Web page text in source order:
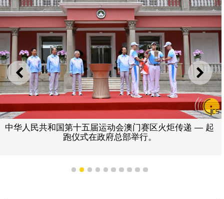
上一则 下一
中华人民共和国第十五届运动会澳门赛区火炬传递 — 起
跑仪式在政府总部举行。
1 2 3 4 5 6 7 8 9 10